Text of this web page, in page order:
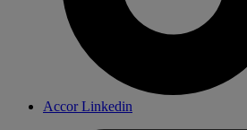
Accor Linkedin